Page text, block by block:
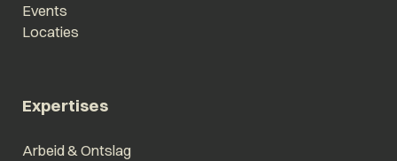
Events
Locaties
Expertises
Arbeid & Ontslag